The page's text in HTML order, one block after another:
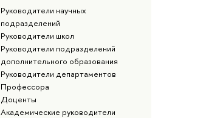
Руководители научных
подразделений
Руководители школ
Руководители подразделений
дополнительного образования
Руководители департаментов
Профессора
Доценты
Академические руководители